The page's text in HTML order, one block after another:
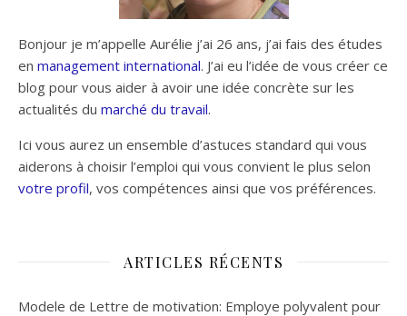
Bonjour je m’appelle Aurélie j’ai 26 ans, j’ai fais des études
en management international. J’ai eu l’idée de vous créer ce
blog pour vous aider à avoir une idée concrète sur les
actualités du marché du travail.
Ici vous aurez un ensemble d’astuces standard qui vous
aiderons à choisir l’emploi qui vous convient le plus selon
votre profil, vos compétences ainsi que vos préférences.
ARTICLES RÉCENTS
Modele de Lettre de motivation: Employe polyvalent pour